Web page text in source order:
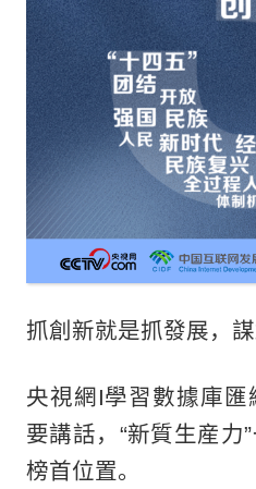
抓創新就是抓發展，
央視網I學習數據庫
要講話，“新質生産力
榜首位置。